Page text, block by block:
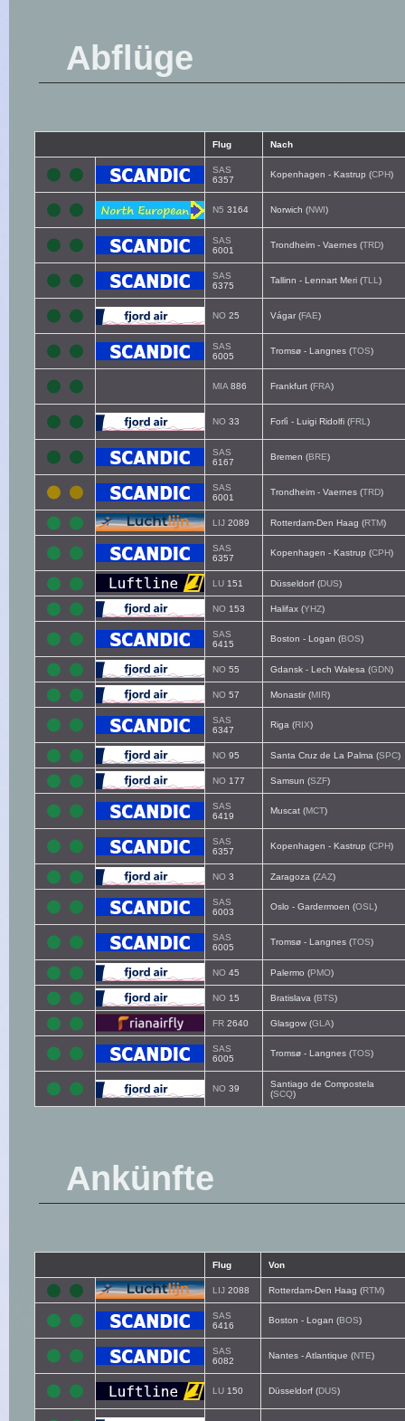
Abflüge
Flug Nach
SAS
6357
Kopenhagen - Kastrup (CPH)
N5 3164 Norwich (NWI)
SAS
6001
Trondheim - Vaernes (TRD)
SAS
6375
Tallinn - Lennart Meri (TLL )
NO 25 Vágar (FAE)
SAS
6005
Tromsø - Langnes (TOS)
MIA 886 Frankfurt (FRA)
NO 33 Forlì - Luigi Ridolfi (FRL )
SAS
6167
Bremen (BRE)
SAS
6001
Trondheim - Vaernes (TRD)
LIJ 2089 Rotterdam-Den Haag (RTM)
SAS
6357
Kopenhagen - Kastrup (CPH)
LU 151 Düsseldorf (DUS)
NO 153 Halifax (YHZ)
SAS
6415
Boston - Logan (BOS)
NO 55 Gdansk - Lech Walesa (GDN)
NO 57 Monastir (MIR)
SAS
6347
Riga (RIX)
NO 95 Santa Cruz de La Palma (SPC)
NO 177 Samsun (SZF)
SAS
6419
Muscat (MCT)
SAS
6357
Kopenhagen - Kastrup (CPH)
NO 3 Zaragoza (ZAZ)
SAS
6003
Oslo - Gardermoen (OSL )
SAS
6005
Tromsø - Langnes (TOS)
NO 45 Palermo (PMO)
NO 15 Bratislava (BTS)
FR 2640 Glasgow (GLA)
SAS
6005
Tromsø - Langnes (TOS)
NO 39
Santiago de Compostela
(SCQ)
Ankünfte
Flug Von
LIJ 2088 Rotterdam-Den Haag (RTM)
SAS
6416
Boston - Logan (BOS)
SAS
6082
Nantes - Atlantique (NTE)
LU 150 Düsseldorf (DUS)